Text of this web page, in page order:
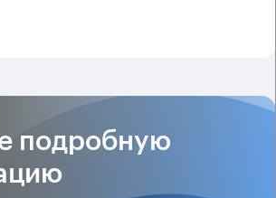
подробную